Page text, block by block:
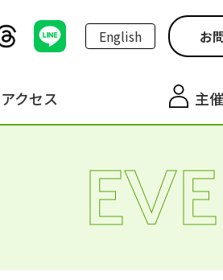
English お
アクセス 主